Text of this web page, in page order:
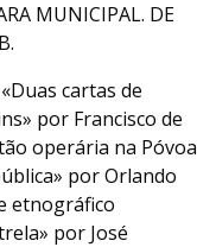
MUNICIPAL. DE
cartas de
por Francisco de
operária na Póvoa
por Orlando
etnográfico
por José